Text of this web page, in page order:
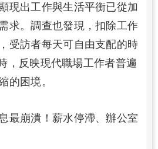
現出工作與生活平衡已從加
求。調查也發現，扣除工作
受訪者每天可自由支配的時
，反映現代職場工作者普遍
的困境。
最崩潰！薪水停滯、辦公室